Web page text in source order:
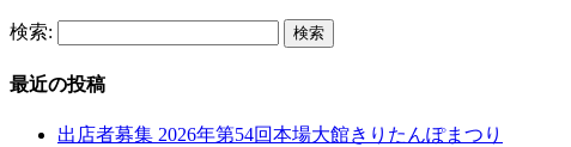
検索:
最近の投稿
出店者募集 2026年第54回本場大館きりたんぽまつり